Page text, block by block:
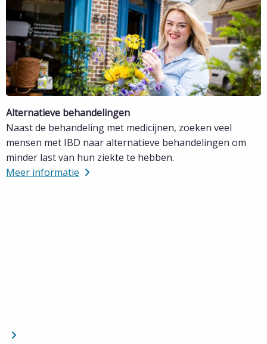
Alternatieve behandelingen
Naast de behandeling met medicijnen, zoeken veel
mensen met IBD naar alternatieve behandelingen om
minder last van hun ziekte te hebben.
Meer informatie